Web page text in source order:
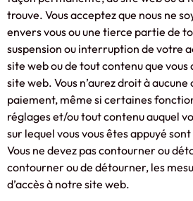
trouve. Vous acceptez que nous ne
envers vous ou une tierce partie de
suspension ou interruption de votre
site web ou de tout contenu que
site web. Vous n’aurez droit à
paiement, même si certaines
réglages et/ou tout contenu auquel
sur lequel vous vous êtes appuyé
Vous ne devez pas contourner ou
contourner ou de détourner, les
d’accès à notre site web.